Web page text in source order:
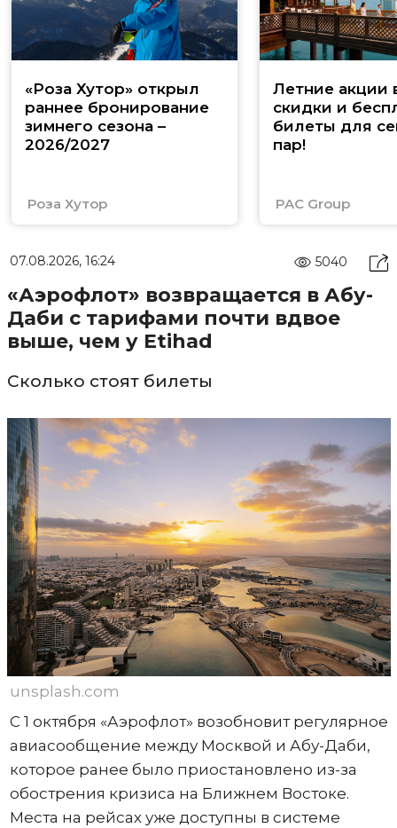
«Роза Хутор» открыл
раннее бронирование
зимнего сезона –
2026/2027
Роза Хутор
Летние акции
скидки и
билеты для
пар!
PAC Group
07.08.2026, 16:24 5040
«Аэрофлот» возвращается в Абу-
Даби с тарифами почти вдвое
выше, чем у Etihad
Сколько стоят билеты
unsplash.com
С 1 октября «Аэрофлот» возобновит регулярное
авиасообщение между Москвой и Абу-Даби,
которое ранее было приостановлено из-за
обострения кризиса на Ближнем Востоке.
Места на рейсах уже доступны в системе